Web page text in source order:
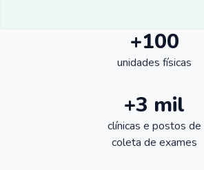
+100
unidades físicas
+3 mil
clínicas e postos de
coleta de exames